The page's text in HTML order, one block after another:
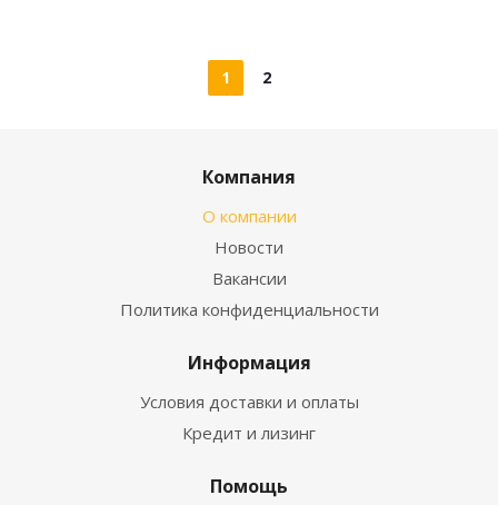
1 2
Компания
О компании
Новости
Вакансии
Политика конфиденциальности
Информация
Условия доставки и оплаты
Кредит и лизинг
Помощь